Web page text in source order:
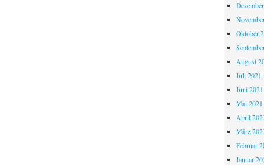
Oktober
August
Juli 2021
Juni 2021
Mai 2021
April
März
Februar
Januar